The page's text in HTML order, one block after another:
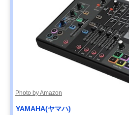
Photo by Amazon
YAMAHA(ヤマハ)